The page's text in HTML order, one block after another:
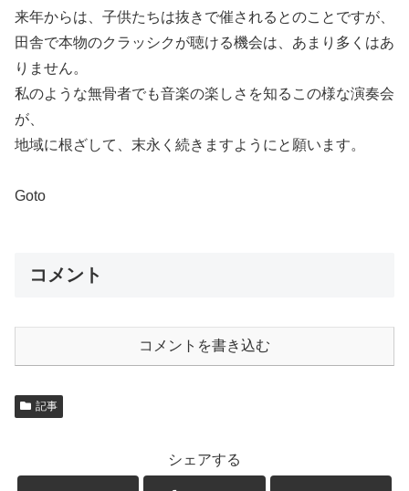
来年からは、子供たちは抜きで催されるとのことですが、
田舎で本物のクラッシクが聴ける機会は、あまり多くはあ
りません。
私のような無骨者でも音楽の楽しさを知るこの様な演奏会
が、
地域に根ざして、末永く続きますようにと願います。
Goto
コメント
コメントを書き込む
記事
シェアする